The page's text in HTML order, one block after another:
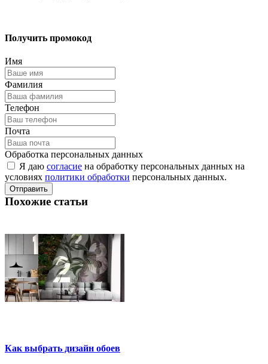
Получить промокод
Имя
Фамилия
Телефон
Почта
Обработка персональных данных
Я даю согласие на обработку персональных данных на
условиях политики обработки персональных данных.
Отправить
Похожие статьи
Как выбрать дизайн обоев